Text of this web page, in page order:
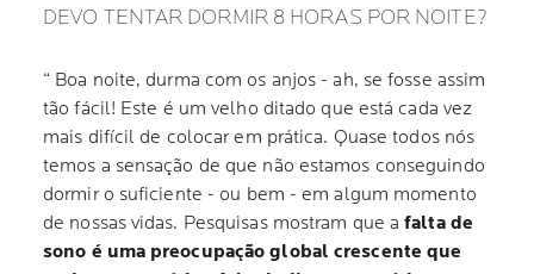
DEVO TENTAR DORMIR 8 HORAS POR NOITE?
“ Boa noite, durma com os anjos - ah, se fosse assim
tão fácil! Este é um velho ditado que está cada vez
mais difícil de colocar em prática. Quase todos nós
temos a sensação de que não estamos conseguindo
dormir o suficiente - ou bem - em algum momento
de nossas vidas. Pesquisas mostram que afalta de
sono é uma preocupação global crescente que